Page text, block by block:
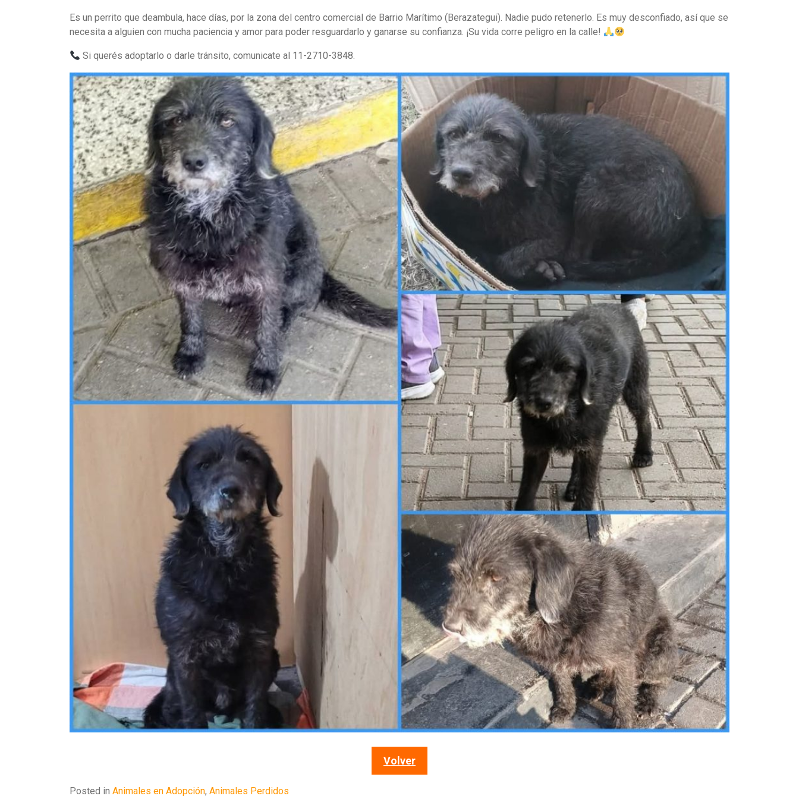
Es un perrito que deambula, hace días, por la zona del centro comercial de Barrio Marítimo (Berazategui). Nadie pudo retenerlo. Es muy desconfiado, así que se
necesita a alguien con mucha paciencia y amor para poder resguardarlo y ganarse su confianza. ¡Su vida corre peligro en la calle!
Si querés adoptarlo o darle tránsito, comunicate al 11-2710-3848.
Volver
Posted in Animales en Adopción, Animales Perdidos